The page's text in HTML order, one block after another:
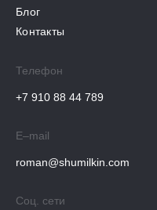
Блог
Контакты
Телефон
+7 910 88 44 789
E–mail
roman@shumilkin.com
Соц. сети